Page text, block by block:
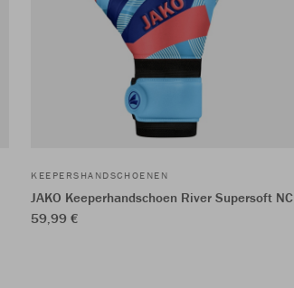
KEEPERSHANDSCHOENEN
JAKO Keeperhandschoen River Supersoft NC
59,99 €